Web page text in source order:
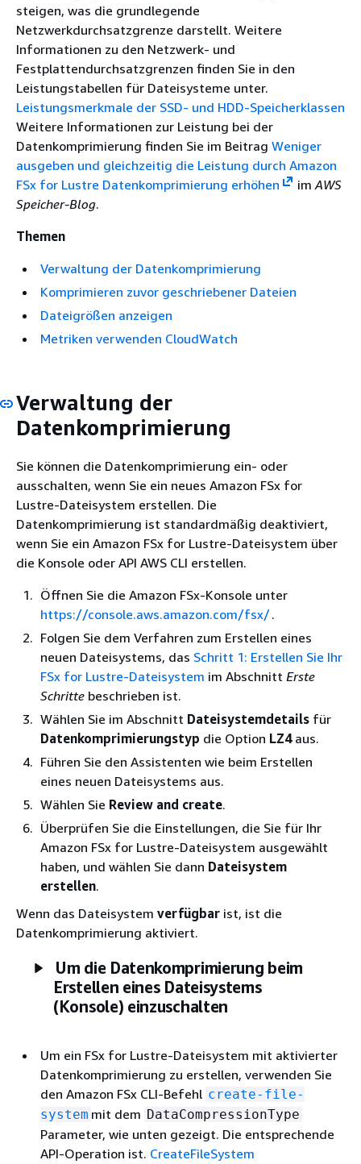
steigen, was die grundlegende
Netzwerkdurchsatzgrenze darstellt. Weitere
Informationen zu den Netzwerk- und
Festplattendurchsatzgrenzen finden Sie in den
Leistungstabellen für Dateisysteme unter.
Leistungsmerkmale der SSD- und HDD-Speicherklassen
Weitere Informationen zur Leistung bei der
Datenkomprimierung finden Sie im Beitrag Weniger
ausgeben und gleichzeitig die Leistung durch Amazon
FSx for Lustre Datenkomprimierung erhöhen
imAWS
Speicher-Blog.
Themen
Verwaltung der Datenkomprimierung
Komprimieren zuvor geschriebener Dateien
Dateigrößen anzeigen
Metriken verwenden CloudWatch
Verwaltung der
Datenkomprimierung
Sie können die Datenkomprimierung ein- oder
ausschalten, wenn Sie ein neues Amazon FSx for
Lustre-Dateisystem erstellen. Die
Datenkomprimierung ist standardmäßig deaktiviert,
wenn Sie ein Amazon FSx for Lustre-Dateisystem über
die Konsole oder API AWS CLI erstellen.
Öffnen Sie die Amazon FSx-Konsole unter
https://console.aws.amazon.com/fsx/.
Folgen Sie dem Verfahren zum Erstellen eines
neuen Dateisystems, das Schritt 1: Erstellen Sie Ihr
FSx for Lustre-Dateisystem im Abschnitt Erste
Schritte beschrieben ist.
Wählen Sie im Abschnitt Dateisystemdetails für
Datenkomprimierungstyp die Option LZ4aus.
Führen Sie den Assistenten wie beim Erstellen
eines neuen Dateisystems aus.
Wählen Sie Review and create.
Überprüfen Sie die Einstellungen, die Sie für Ihr
Amazon FSx for Lustre-Dateisystem ausgewählt
haben, und wählen Sie dann Dateisystem
erstellen.
Wenn das Dateisystem verfügbar ist, ist die
Datenkomprimierung aktiviert.
Um die Datenkomprimierung beim
Erstellen eines Dateisystems
(Konsole) einzuschalten
Um ein FSx for Lustre-Dateisystem mit aktivierter
Datenkomprimierung zu erstellen, verwenden Sie
den Amazon FSx CLI-Befehl create-file-
system mit dem DataCompressionType
Parameter, wie unten gezeigt. Die entsprechende
API-Operation ist. CreateFileSystem